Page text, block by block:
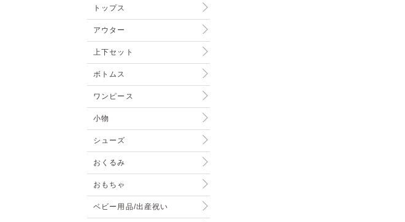
トップス
アウター
上下セット
ボトムス
ワンピース
小物
シューズ
おくるみ
おもちゃ
ベビー用品/出産祝い